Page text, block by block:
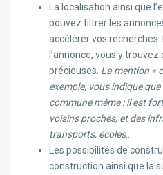
La localisation ainsi que
pouvez filtrer les
accélérer vos
l’annonce, vous y
précieuses. La mention «
exemple, vous indique
commune même : il est
voisins proches, et des
transports, écoles…
Les possibilités de
construction ainsi que la